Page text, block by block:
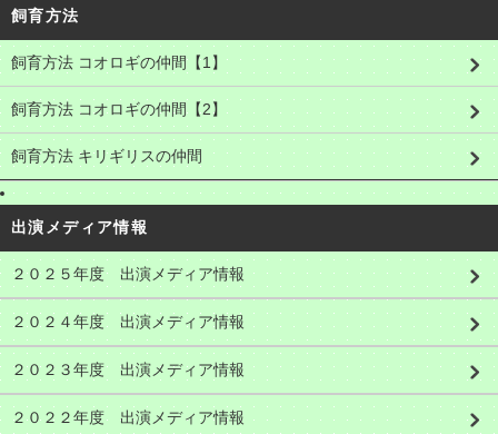
飼育方法
飼育方法 コオロギの仲間【1】
飼育方法 コオロギの仲間【2】
飼育方法 キリギリスの仲間
出演メディア情報
２０２５年度 出演メディア情報
２０２４年度 出演メディア情報
２０２３年度 出演メディア情報
２０２２年度 出演メディア情報